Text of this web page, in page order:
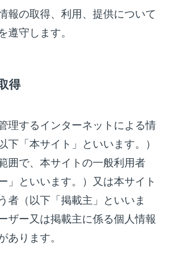
報の取得、利用、提供について
遵守します。
得
理するインターネットによる情
下「本サイト」といいます。）
囲で、本サイトの一般利用者
」といいます。）又は本サイト
者（以下「掲載主」といいま
ザー又は掲載主に係る個人情報
あります。